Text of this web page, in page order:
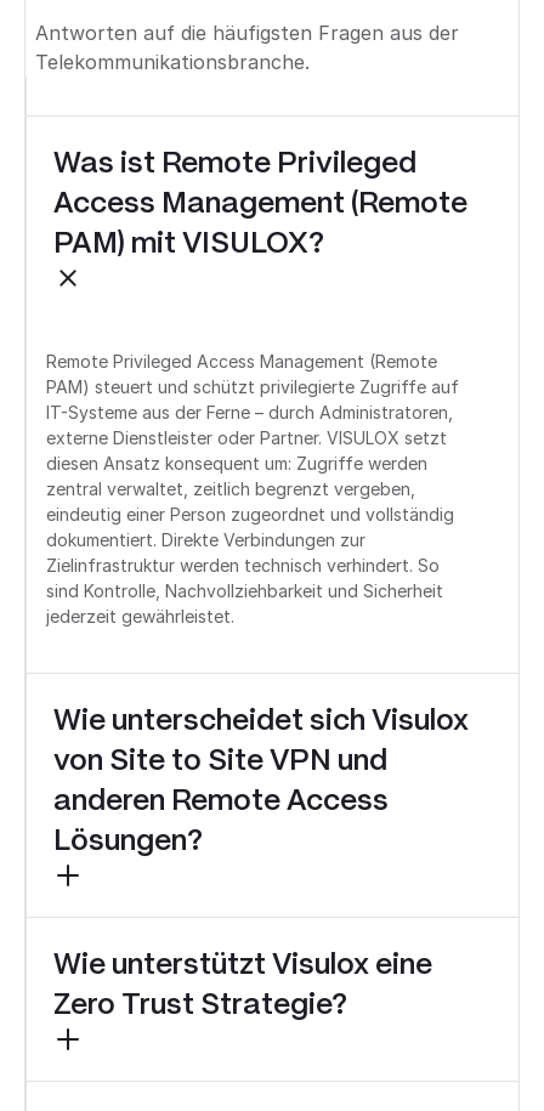
Antworten auf die häufigsten Fragen aus der
Telekommunikationsbranche.
Was ist Remote Privileged
Access Management (Remote
PAM) mit VISULOX?
Remote Privileged Access Management (Remote
PAM) steuert und schützt privilegierte Zugriffe auf
IT-Systeme aus der Ferne – durch Administratoren,
externe Dienstleister oder Partner. VISULOX setzt
diesen Ansatz konsequent um: Zugriffe werden
zentral verwaltet, zeitlich begrenzt vergeben,
eindeutig einer Person zugeordnet und vollständig
dokumentiert. Direkte Verbindungen zur
Zielinfrastruktur werden technisch verhindert. So
sind Kontrolle, Nachvollziehbarkeit und Sicherheit
jederzeit gewährleistet.
Wie unterscheidet sich Visulox
von Site to Site VPN und
anderen Remote Access
Lösungen?
Herkömmliche VPN-Lösungen gewähren
feingranulare Kontrolle. Klassische PAM-Lösungen
sind häufig komplex, kostenintensiv und vor allem für
Vorteile beider Ansätze: eine Gateway-Architektur
Wie unterstützt Visulox eine
Zero Trust Strategie?